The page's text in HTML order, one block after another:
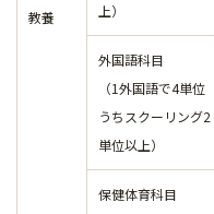
教養
上）
外国語科目
（1外国語で4単位
うちスクーリング2
単位以上）
保健体育科目